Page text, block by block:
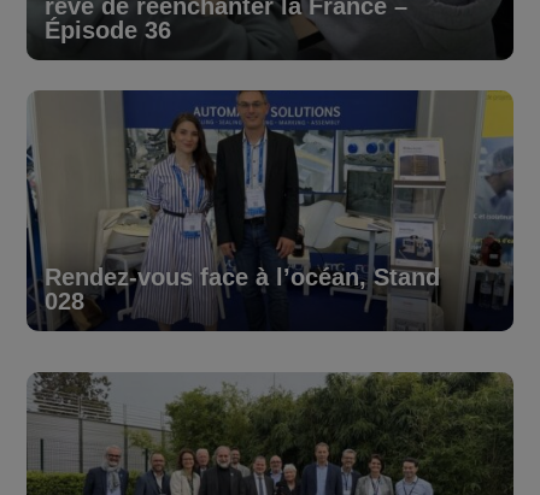
rêve de réenchanter la France –
Épisode 36
Rendez-vous face à l’océan, Stand
028